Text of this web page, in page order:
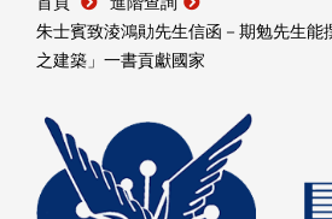
管理者登入
朱士賓致淩鴻勛先生信函－期勉先生能
之建築」一書貢獻國家